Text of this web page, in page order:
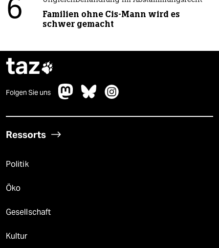
6
Familien ohne Cis-Mann wird es
schwer gemacht
taz
Folgen Sie uns
Ressorts
Politik
Öko
Gesellschaft
Kultur